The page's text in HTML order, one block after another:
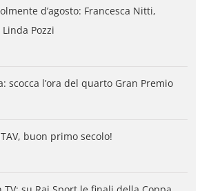
d’agosto: Francesca Nitti,
Pozzi
scocca l’ora del quarto Gran Premio
buon primo secolo!